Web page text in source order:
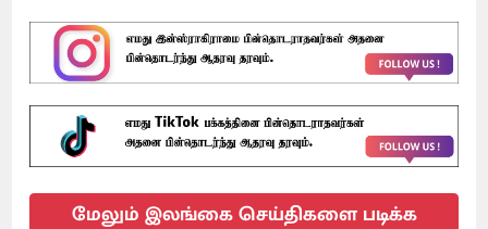
மேலும் இலங்கை செய்திகளை படிக்க